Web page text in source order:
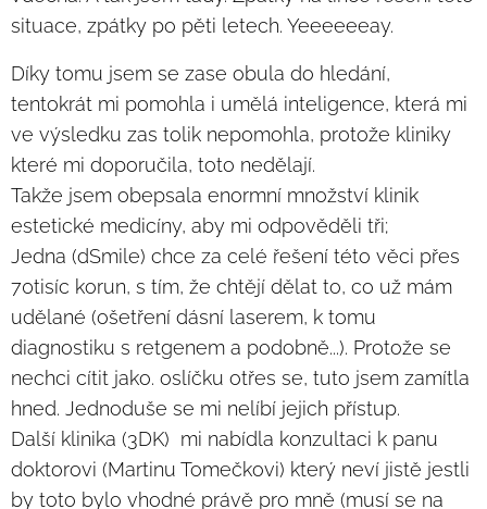
situace, zpátky po pěti letech. Yeeeeeeay.
Díky tomu jsem se zase obula do hledání,
tentokrát mi pomohla i umělá inteligence, která mi
ve výsledku zas tolik nepomohla, protože kliniky
které mi doporučila, toto nedělají.
Takže jsem obepsala enormní množství klinik
estetické medicíny, aby mi odpověděli tři;
Jedna (dSmile) chce za celé řešení této věci přes
70tisíc korun, s tím, že chtějí dělat to, co už mám
udělané (ošetření dásní laserem, k tomu
diagnostiku s retgenem a podobně...). Protože se
nechci cítit jako. oslíčku otřes se, tuto jsem zamítla
hned. Jednoduše se mi nelíbí jejich přístup.
Další klinika (3DK) mi nabídla konzultaci k panu
doktorovi (Martinu Tomečkovi) který neví jistě jestli
by toto bylo vhodné právě pro mně (musí se na